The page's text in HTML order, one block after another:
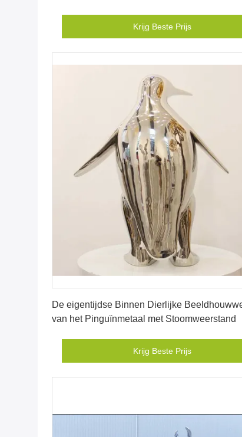
Krijg Beste Prijs
De eigentijdse Binnen Dierlijke
van het Pinguïnmetaal met Stoomweerstand
Krijg Beste Prijs